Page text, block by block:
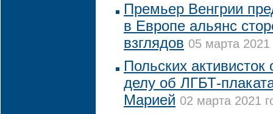
Премьер Венгрии
в Европе альянс
взглядов 05 марта
Польских
делу об ЛГБТ-
Марией 02 марта 2021